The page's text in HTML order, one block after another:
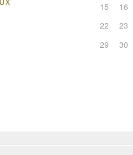
Outlook Live
15
16
22
23
29
30